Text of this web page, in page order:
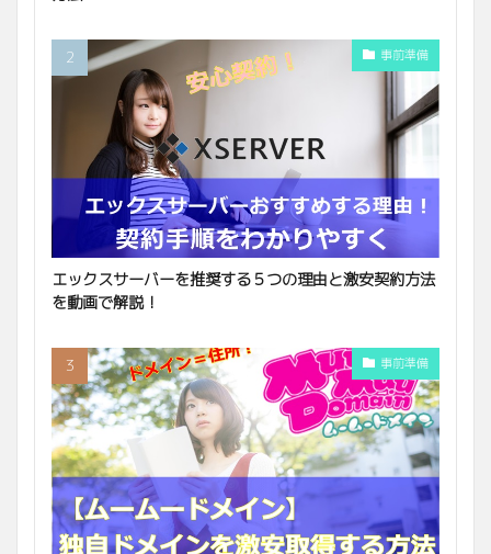
事前準備
エックスサーバーを推奨する５つの理由と激安契約方法
を動画で解説！
事前準備